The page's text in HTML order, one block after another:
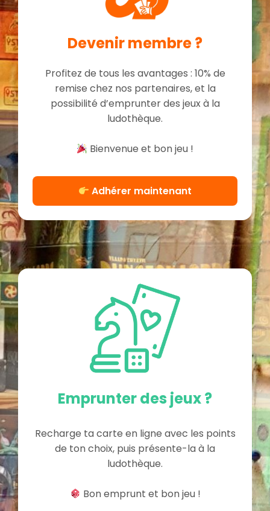
Devenir membre ?
Profitez de tous les avantages : 10% de
remise chez nos partenaires, et la
possibilité d’emprunter des jeux à la
ludothèque.
Bienvenue et bon jeu !
Adhérer maintenant
Emprunter des jeux ?
Recharge ta carte en ligne avec les points
de ton choix, puis présente-la à la
ludothèque.
Bon emprunt et bon jeu !